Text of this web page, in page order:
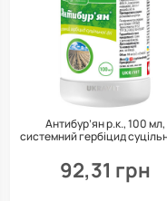
Антибур’ян р.к., 100 мл,
системний гербіцид
бур’янів, Укравіт
92,31 грн